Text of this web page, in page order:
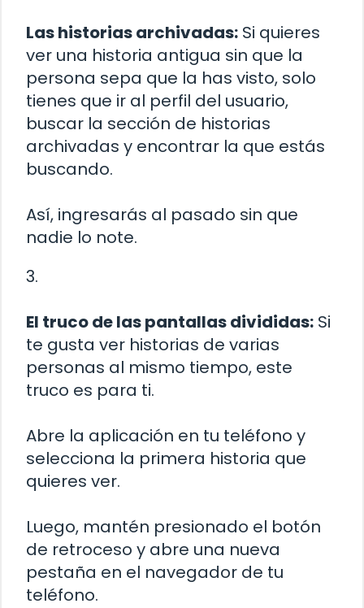
Las historias archivadas: Si quieres
ver una historia antigua sin que la
persona sepa que la has visto, solo
tienes que ir al perfil del usuario,
buscar la sección de historias
archivadas y encontrar la que estás
buscando.
Así, ingresarás al pasado sin que
nadie lo note.
3.
El truco de las pantallas divididas: Si
te gusta ver historias de varias
personas al mismo tiempo, este
truco es para ti.
Abre la aplicación en tu teléfono y
selecciona la primera historia que
quieres ver.
Luego, mantén presionado el botón
de retroceso y abre una nueva
pestaña en el navegador de tu
teléfono.